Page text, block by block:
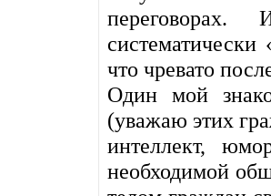
переговорах.
что чревато
Один мой
(уважаю этих
интеллект,
необходимой